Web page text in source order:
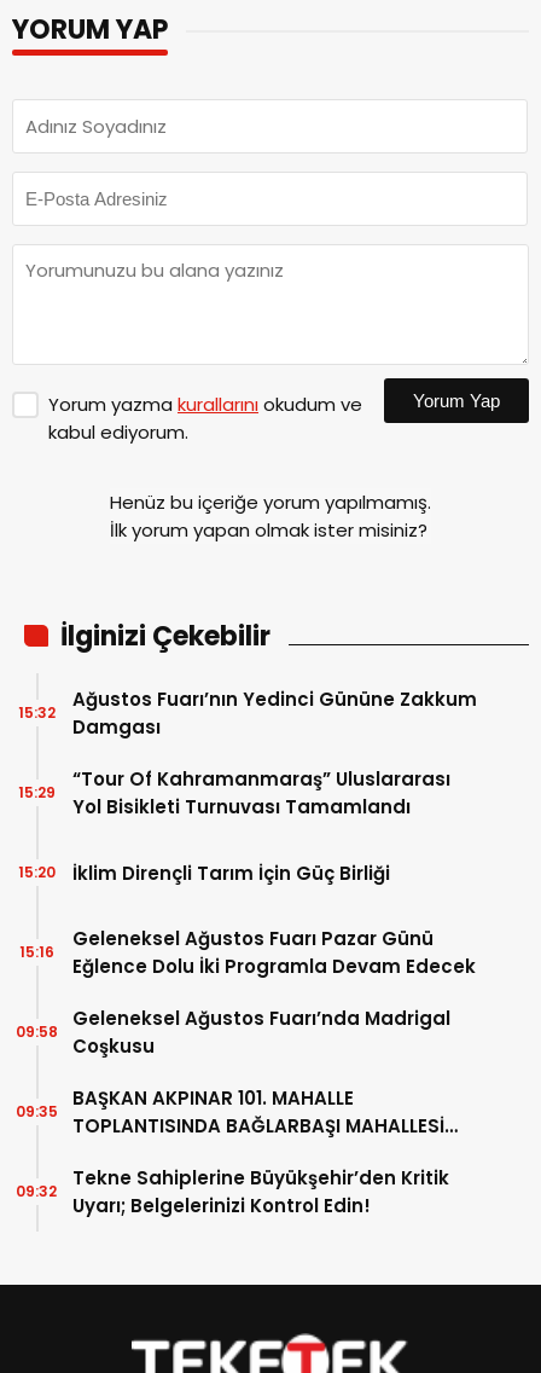
YORUM YAP
Yorum yazma kurallarınıokudum ve
kabul ediyorum.
Yorum Yap
Henüz bu içeriğe yorum yapılmamış.
İlk yorum yapan olmak ister misiniz?
İlginizi Çekebilir
Ağustos Fuarı’nın Yedinci Gününe Zakkum
Damgası
15:32
“Tour Of Kahramanmaraş” Uluslararası
Yol Bisikleti Turnuvası Tamamlandı
15:29
İklim Dirençli Tarım İçin Güç Birliği
15:20
Geleneksel Ağustos Fuarı Pazar Günü
Eğlence Dolu İki Programla Devam Edecek
15:16
Geleneksel Ağustos Fuarı’nda Madrigal
Coşkusu
09:58
BAŞKAN AKPINAR 101. MAHALLE
TOPLANTISINDA BAĞLARBAŞI MAHALLESİ
09:35
Tekne Sahiplerine Büyükşehir’den Kritik
Uyarı; Belgelerinizi Kontrol Edin!
09:32